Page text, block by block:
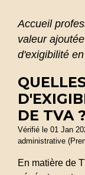
Accueil
valeur
d'exigibilité
DE TVA ?
Vérifié le 01 Jan
administrative
En matière de